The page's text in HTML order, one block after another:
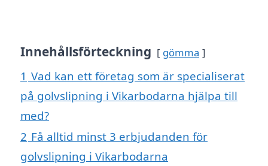
Innehållsförteckning gömma
1 Vad kan ett företag som är specialiserat
på golvslipning i Vikarbodarna hjälpa till
med?
2 Få alltid minst 3 erbjudanden för
golvslipning i Vikarbodarna